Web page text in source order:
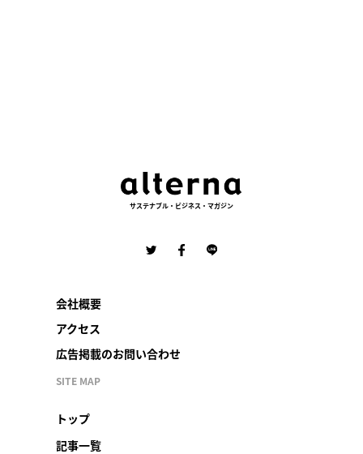
サステナブル・ビジネス・マガジン
会社概要
アクセス
広告掲載のお問い合わせ
SITE MAP
トップ
記事一覧